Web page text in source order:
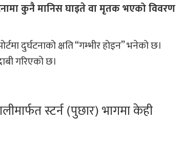
कुनै मानिस घाइते वा मृतक भएको विवरण
दुर्घटनाको क्षति “गम्भीर होइन” भनेको छ।
गरिएको छ।
स्टर्न (पुछार) भागमा केही